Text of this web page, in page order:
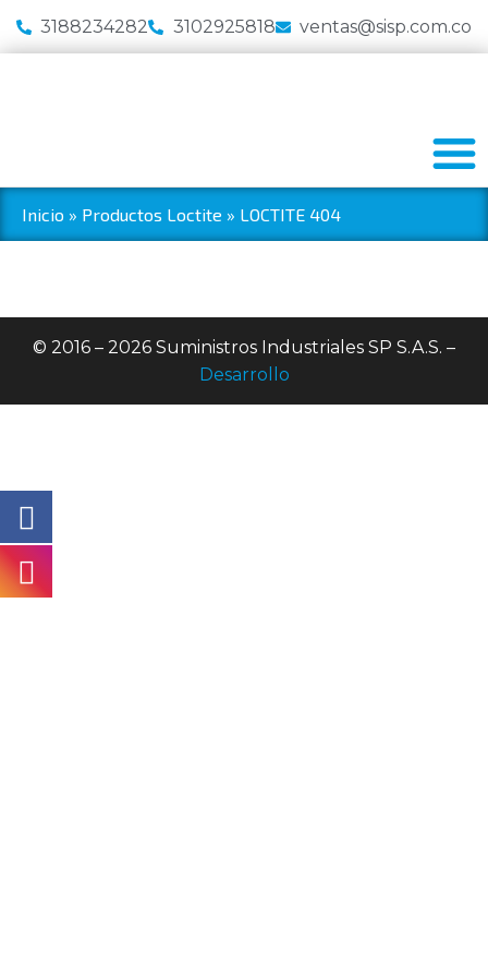
3188234282 3102925818 ventas@sisp.com.co
Inicio » Productos Loctite » LOCTITE 404
© 2016 – 2026 Suministros Industriales SP S.A.S. –
Desarrollo